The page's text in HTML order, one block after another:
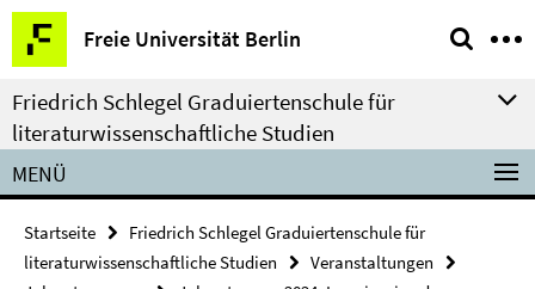
Springe
direkt
zu
Inhalt
Freie Universität Berlin
Service-
Navigation
Friedrich Schlegel Graduiertenschule für
literaturwissenschaftliche Studien
MENÜ
Startseite
Friedrich Schlegel Graduiertenschule für
literaturwissenschaftliche Studien
Veranstaltungen